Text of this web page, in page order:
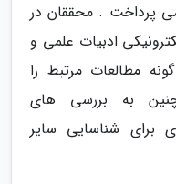
پرداخت . محققان در
های الکترونیکی ادبیات علمی و
مطالعات مرتبط را
به بررسی های
برای شناسایی سایر